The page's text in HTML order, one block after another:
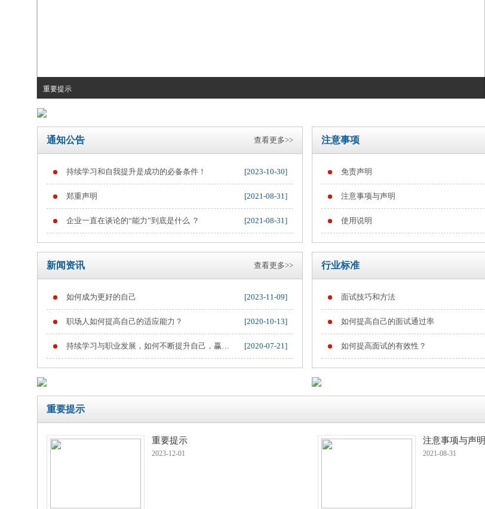
重要提示
重要提示
通知公告 查看更多>>
持续学习和自我提升是成功的必备条件！ [2023-10-30]
郑重声明 [2021-08-31]
企业一直在谈论的“能力”到底是什么 ？ [2021-08-31]
注意事项
免责声明
注意事项与声明
使用说明
新闻资讯 查看更多>>
如何成为更好的自己 [2023-11-09]
职场人如何提高自己的适应能力？ [2020-10-13]
持续学习与职业发展，如何不断提升自己，赢得
职业竞争
[2020-07-21]
行业标准
面试技巧和方法
如何提高自己的面试通过率
如何提高面试的有效性？
重要提示
重要提示
2023-12-01
注意事项与声明
2021-08-31